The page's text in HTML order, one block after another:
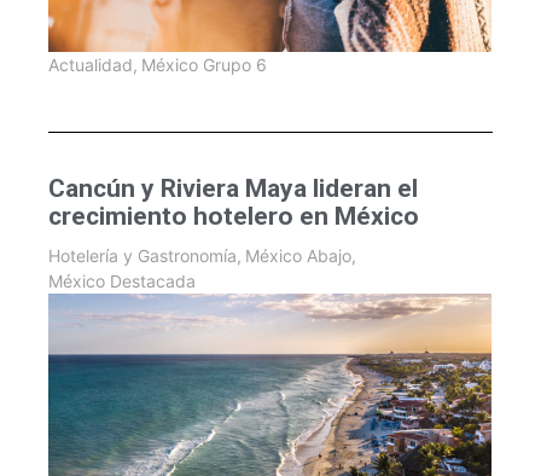
Actualidad, México Grupo 6
Cancún y Riviera Maya lideran el
crecimiento hotelero en México
Hotelería y Gastronomía, México Abajo,
México Destacada